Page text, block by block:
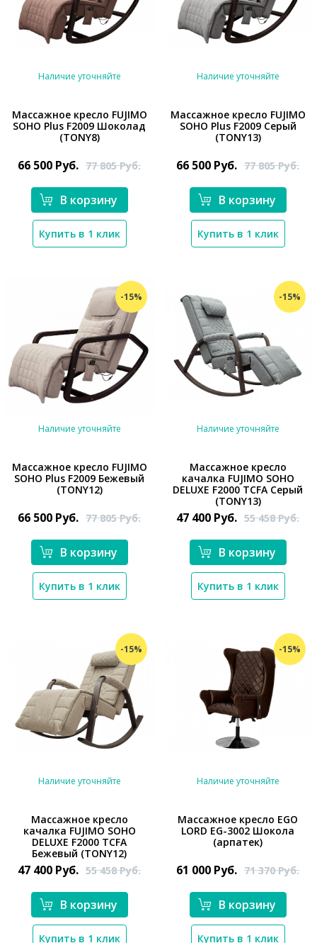
*}
Наличие уточняйте
Массажное кресло FUJIMO
SOHO Plus F2009 Шоколад
(TONY8)
66 500 Руб. 77 805Руб.
В корзину
Купить в 1 клик
*}
Наличие уточняйте
Массажное кресло FUJIMO
SOHO Plus F2009 Серый
(TONY13)
66 500 Руб. 77 805Руб.
В корзину
Купить в 1 клик
-15%
*}
Наличие уточняйте
Массажное кресло FUJIMO
SOHO Plus F2009 Бежевый
(TONY12)
66 500 Руб. 77 805Руб.
В корзину
Купить в 1 клик
-15%
*}
Наличие уточняйте
Массажное кресло
качалка FUJIMO SOHO
DELUXE F2000 TCFA Серый
(TONY13)
47 400 Руб. 55 458Руб.
В корзину
Купить в 1 клик
-15%
*}
Наличие уточняйте
Массажное кресло
качалка FUJIMO SOHO
DELUXE F2000 TCFA
Бежевый (TONY12)
47 400 Руб. 55 458Руб.
В корзину
Купить в 1 клик
-15%
*}
Наличие уточняйте
Массажное кресло EGO
LORD EG-3002 Шокола
(арпатек)
61 000 Руб. 71 370Руб.
В корзину
Купить в 1 клик